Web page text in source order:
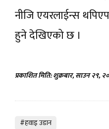
नीजि एयरलाईन्स
हुने देखिएको छ ।
प्रकाशित मिति: शुक्रबार, साउन २९,
#हवाइ उडान